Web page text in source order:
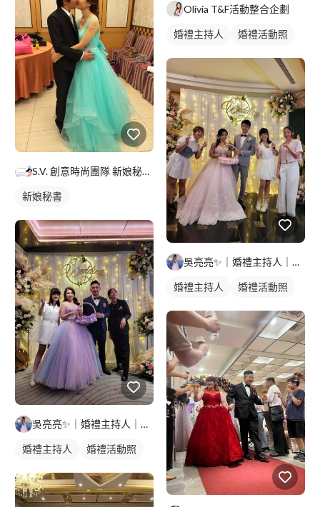
S.V. 創意時尚團隊 新娘秘書/半永久紋繡/皮膚管理/整體
新娘秘書
吳亮亮✨️｜婚禮主持人｜活動主持人
婚禮主持人 婚禮活動照
Olivia T&F活動整合企劃
婚禮主持人 婚禮活動照
吳亮亮✨️｜婚禮主持人｜活動主持人
婚禮主持人 婚禮活動照